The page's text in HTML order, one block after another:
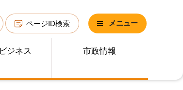
ページID検索 メニュー
ジネス 市政情報